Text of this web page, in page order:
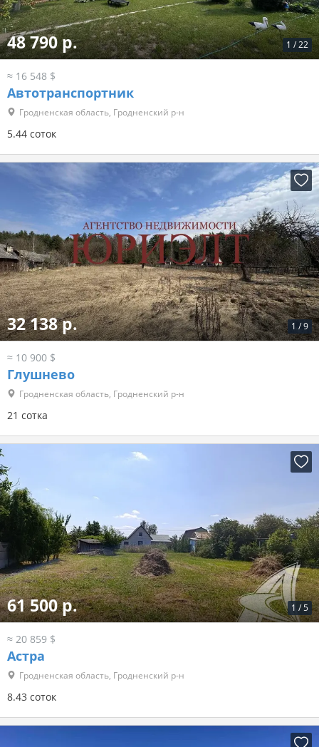
1 /22
48 790 р.
≈ 16 548 $
Автотранспортник
Гродненская область, Гродненский р-н
5.44 соток
1 /9
32 138 р.
≈ 10 900 $
Глушнево
Гродненская область, Гродненский р-н
21 сотка
1 /5
61 500 р.
≈ 20 859 $
Астра
Гродненская область, Гродненский р-н
8.43 соток